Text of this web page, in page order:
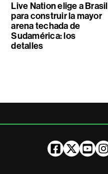
Live Nation elige a Brasil
para construir la mayor
arena techada de
Sudamérica: los
detalles